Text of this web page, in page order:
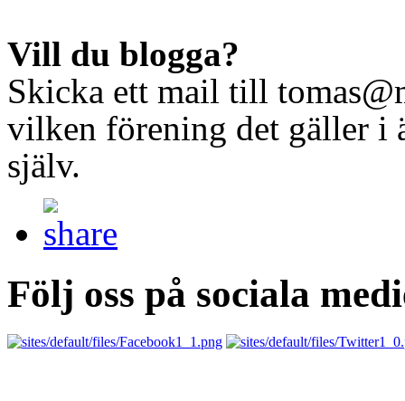
Vill du blogga?
Skicka ett mail till
vilken förening det gäller i
själv.
Följ oss på sociala